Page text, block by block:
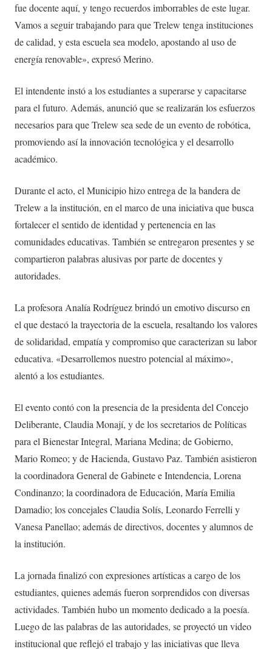
fue docente aquí, y tengo recuerdos imborrables de este lugar.
Vamos a seguir trabajando para que Trelew tenga instituciones
de calidad, y esta escuela sea modelo, apostando al uso de
energía renovable», expresó Merino.
El intendente instó a los estudiantes a superarse y capacitarse
para el futuro. Además, anunció que se realizarán los esfuerzos
necesarios para que Trelew sea sede de un evento de robótica,
promoviendo así la innovación tecnológica y el desarrollo
académico.
Durante el acto, el Municipio hizo entrega de la bandera de
Trelew a la institución, en el marco de una iniciativa que busca
fortalecer el sentido de identidad y pertenencia en las
comunidades educativas. También se entregaron presentes y se
compartieron palabras alusivas por parte de docentes y
autoridades.
La profesora Analía Rodríguez brindó un emotivo discurso en
el que destacó la trayectoria de la escuela, resaltando los valores
de solidaridad, empatía y compromiso que caracterizan su labor
educativa. «Desarrollemos nuestro potencial al máximo»,
alentó a los estudiantes.
El evento contó con la presencia de la presidenta del Concejo
Deliberante, Claudia Monají, y de los secretarios de Políticas
para el Bienestar Integral, Mariana Medina; de Gobierno,
Mario Romeo; y de Hacienda, Gustavo Paz. También asistieron
la coordinadora General de Gabinete e Intendencia, Lorena
Condinanzo; la coordinadora de Educación, María Emilia
Damadio; los concejales Claudia Solís, Leonardo Ferrelli y
Vanesa Panellao; además de directivos, docentes y alumnos de
la institución.
La jornada finalizó con expresiones artísticas a cargo de los
estudiantes, quienes además fueron sorprendidos con diversas
actividades. También hubo un momento dedicado a la poesía.
Luego de las palabras de las autoridades, se proyectó un video
institucional que reflejó el trabajo y las iniciativas que lleva